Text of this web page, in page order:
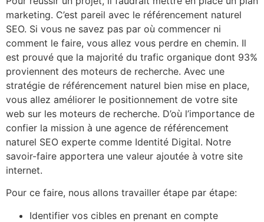
marketing. C’est pareil avec le référencement naturel
SEO. Si vous ne savez pas par où commencer ni
comment le faire, vous allez vous perdre en chemin. Il
est prouvé que la majorité du trafic organique dont 93%
proviennent des moteurs de recherche. Avec une
stratégie de référencement naturel bien mise en place,
vous allez améliorer le positionnement de votre site
web sur les moteurs de recherche. D’où l’importance de
confier la mission à une agence de référencement
naturel SEO experte comme Identité Digital. Notre
savoir-faire apportera une valeur ajoutée à votre site
internet.
Pour ce faire, nous allons travailler étape par étape:
Identifier vos cibles en prenant en compte